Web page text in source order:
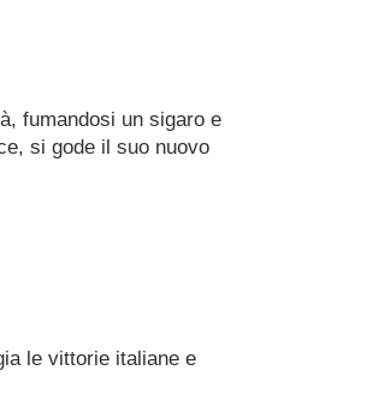
fumandosi un sigaro e
si gode il suo nuovo
le vittorie italiane e